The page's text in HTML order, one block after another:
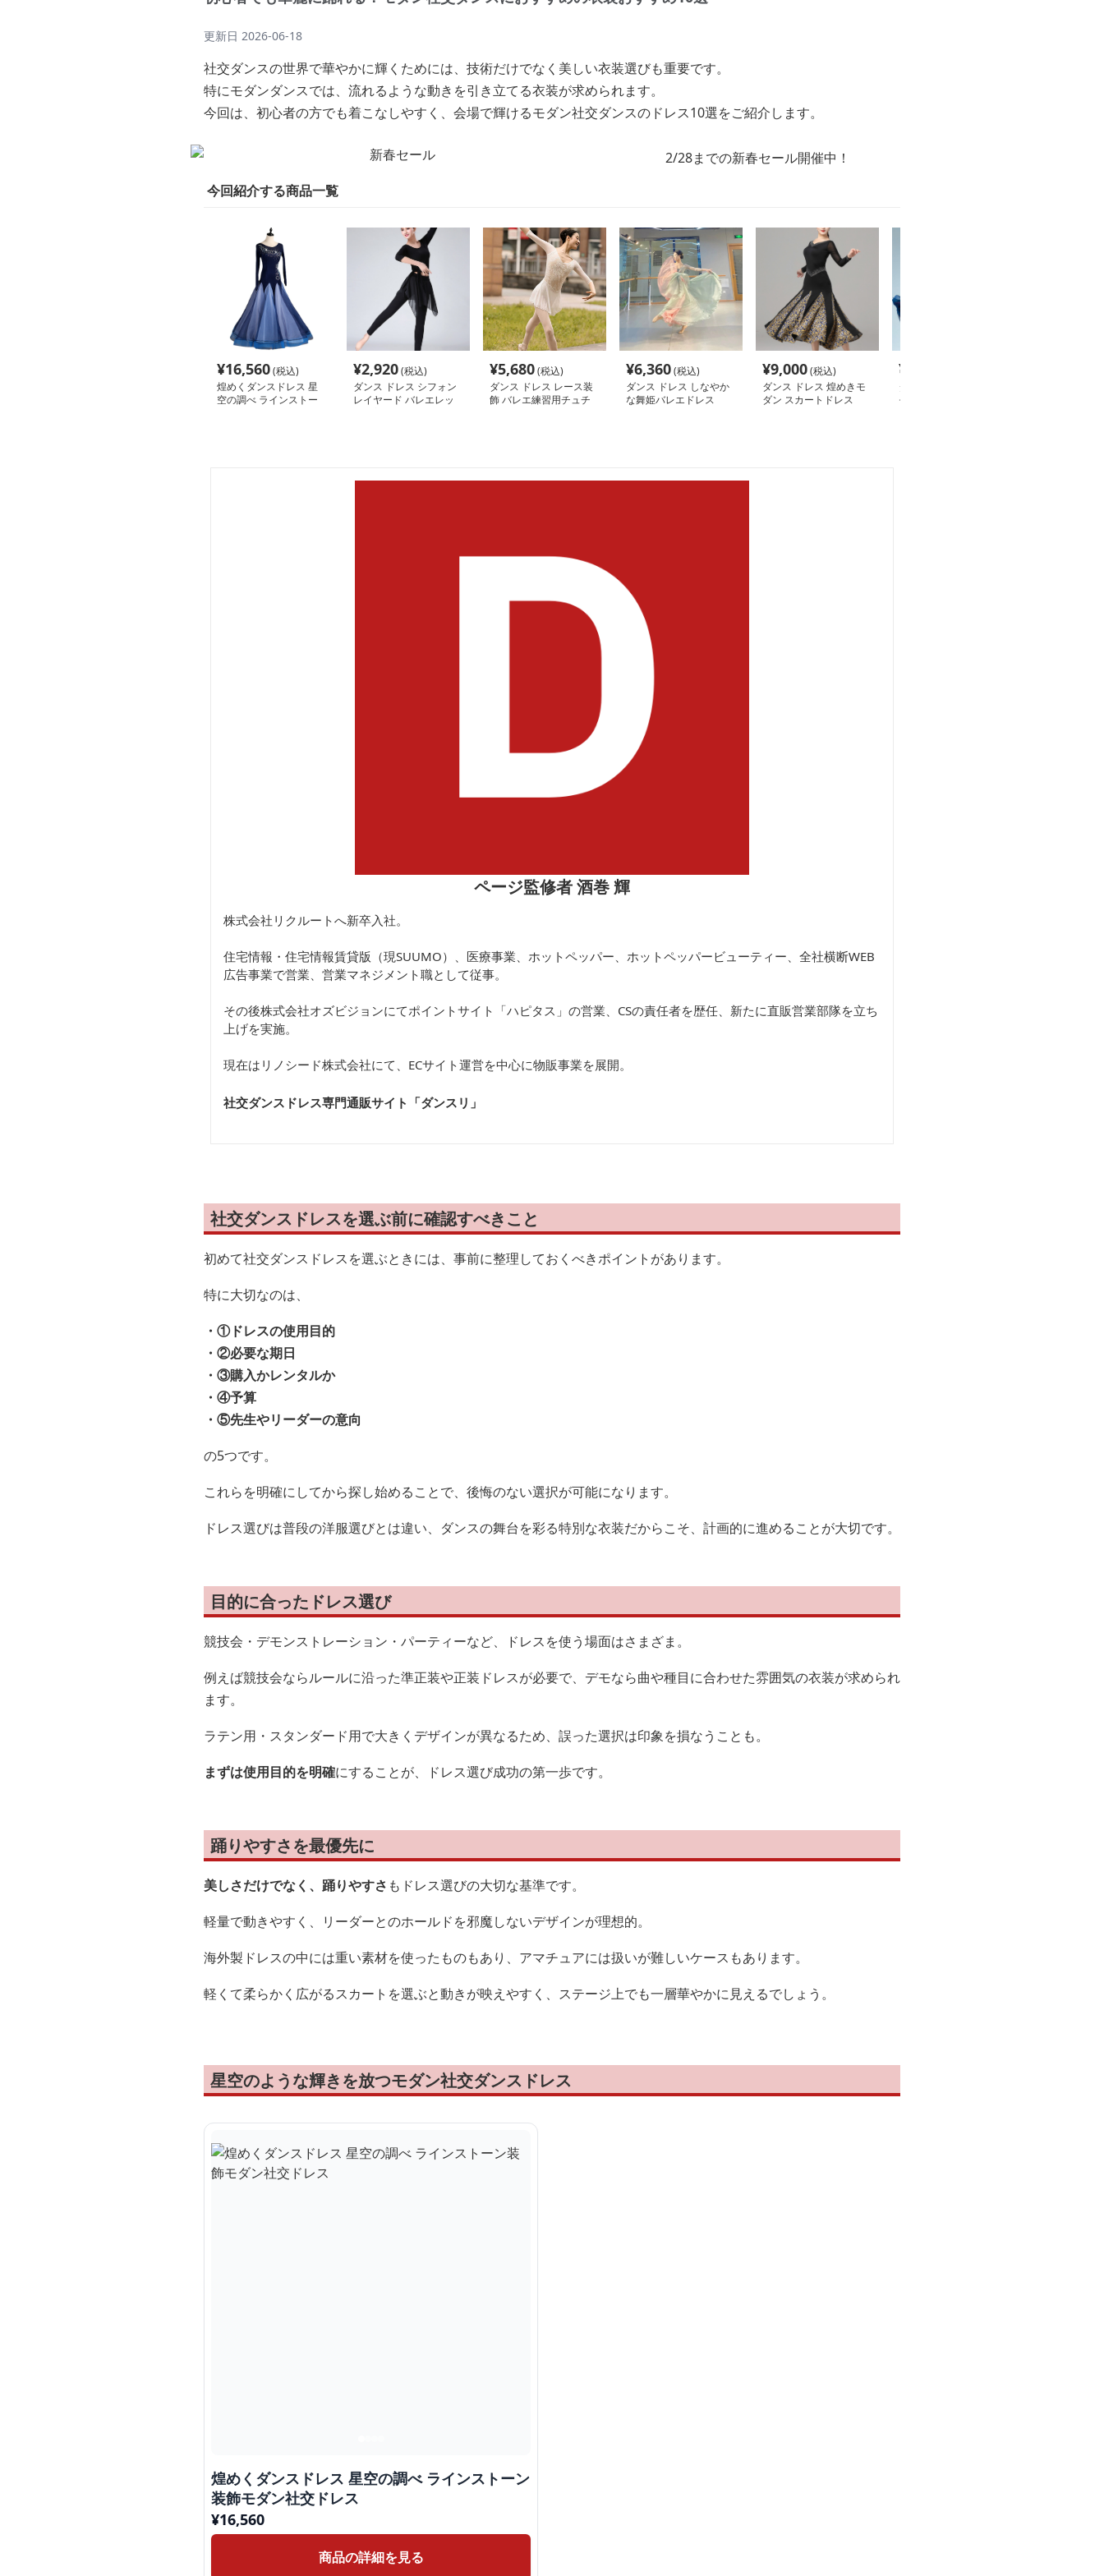
更新日 2026-06-18
社交ダンスの世界で華やかに輝くためには、技術だけでなく美しい衣装選びも重要です。
特にモダンダンスでは、流れるような動きを引き立てる衣装が求められます。
今回は、初心者の方でも着こなしやすく、会場で輝けるモダン社交ダンスのドレス10選をご紹介します。
2/28までの新春セール開催中！
今回紹介する商品一覧
¥16,560(税込)
煌めくダンスドレス 星
空の調べ ラインストー
¥2,920(税込)
ダンス ドレス シフォン
レイヤード バレエレッ
¥5,680(税込)
ダンス ドレス レース装
飾 バレエ練習用チュチ
¥6,360(税込)
ダンス ドレス しなやか
な舞姫バレエドレス
¥9,000(税込)
ダンス ドレス 煌めきモ
ダン スカートドレス
¥
ダンス ドレス 舞踏花園
モダンスタイル ダンス
ページ監修者 酒巻 輝
株式会社リクルートへ新卒入社。
住宅情報・住宅情報賃貸版（現SUUMO）、医療事業、ホットペッパー、ホットペッパービューティー、全社横断WEB
広告事業で営業、営業マネジメント職として従事。
その後株式会社オズビジョンにてポイントサイト「ハピタス」の営業、CSの責任者を歴任、新たに直販営業部隊を立ち
上げを実施。
現在はリノシード株式会社にて、ECサイト運営を中心に物販事業を展開。
社交ダンスドレス専門通販サイト「ダンスリ 」
社交ダンスドレスを選ぶ前に確認すべきこと
初めて社交ダンスドレスを選ぶときには、事前に整理しておくべきポイントがあります。
特に大切なのは、
・①ドレスの使用目的
・②必要な期日
・③購入かレンタルか
・④予算
・⑤先生やリーダーの意向
の5つです。
これらを明確にしてから探し始めることで、後悔のない選択が可能になります。
ドレス選びは普段の洋服選びとは違い、ダンスの舞台を彩る特別な衣装だからこそ、計画的に進めることが大切です。
目的に合ったドレス選び
競技会・デモンストレーション・パーティーなど、ドレスを使う場面はさまざま。
例えば競技会ならルールに沿った準正装や正装ドレスが必要で、デモなら曲や種目に合わせた雰囲気の衣装が求められ
ます。
ラテン用・スタンダード用で大きくデザインが異なるため、誤った選択は印象を損なうことも。
まずは使用目的を明確にすることが、ドレス選び成功の第一歩です。
踊りやすさを最優先に
美しさだけでなく、踊りやすさ もドレス選びの大切な基準です。
軽量で動きやすく、リーダーとのホールドを邪魔しないデザインが理想的。
海外製ドレスの中には重い素材を使ったものもあり、アマチュアには扱いが難しいケースもあります。
軽くて柔らかく広がるスカートを選ぶと動きが映えやすく、ステージ上でも一層華やかに見えるでしょう。
星空のような輝きを放つモダン社交ダンスドレス
煌めくダンスドレス 星空の調べ ラインストーン
装飾モダン社交ドレス
¥16,560
商品の詳細を見る